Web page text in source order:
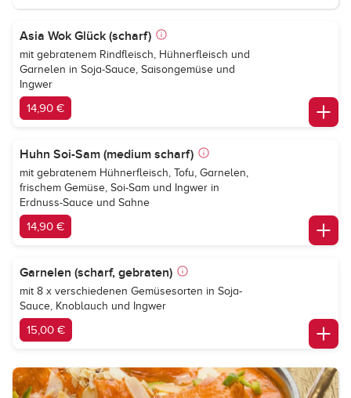
Asia Wok Glück (scharf)
mit gebratenem Rindfleisch, Hühnerfleisch und
Garnelen in Soja-Sauce, Saisongemüse und
Ingwer
14,90 €
Huhn Soi-Sam (medium scharf)
mit gebratenem Hühnerfleisch, Tofu, Garnelen,
frischem Gemüse, Soi-Sam und Ingwer in
Erdnuss-Sauce und Sahne
14,90 €
Garnelen (scharf, gebraten)
mit 8 x verschiedenen Gemüsesorten in Soja-
Sauce, Knoblauch und Ingwer
15,00 €